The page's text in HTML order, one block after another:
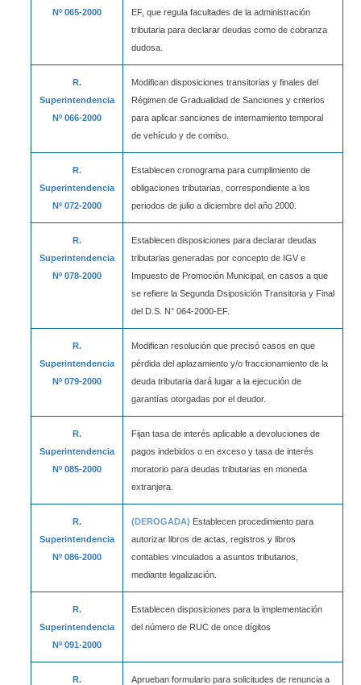
Nº 065-2000
EF, que regula facultades de la administración
tributaria para declarar deudas como de cobranza
dudosa.
R.
Superintendencia
Nº 066-2000
Modifican disposiciones transitorias y finales del
Régimen de Gradualidad de Sanciones y criterios
para aplicar sanciones de internamiento temporal
de vehículo y de comiso.
R.
Superintendencia
Nº 072-2000
Establecen cronograma para cumplimiento de
obligaciones tributarias, correspondiente a los
periodos de julio a diciembre del año 2000.
R.
Superintendencia
Nº 078-2000
Establecen disposiciones para declarar deudas
tributarias generadas por concepto de IGV e
Impuesto de Promoción Municipal, en casos a que
se refiere la Segunda Dsiposición Transitoria y Final
del D.S. N° 064-2000-EF.
R.
Superintendencia
Nº 079-2000
Modifican resolución que precisó casos en que
pérdida del aplazamiento y/o fraccionamiento de la
deuda tributaria dará lugar a la ejecución de
garantías otorgadas por el deudor.
R.
Superintendencia
Nº 085-2000
Fijan tasa de interés aplicable a devoluciones de
pagos indebidos o en exceso y tasa de interés
moratorio para deudas tributarias en moneda
extranjera.
R.
Superintendencia
Nº 086-2000
(DEROGADA) Establecen procedimiento para
autorizar libros de actas, registros y libros
contables vinculados a asuntos tributarios,
mediante legalización.
R.
Superintendencia
Nº 091-2000
Establecen disposiciones para la implementación
del número de RUC de once dígitos
R.
Aprueban formulario para solicitudes de renuncia a